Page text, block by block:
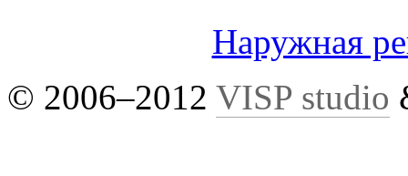
Наружная
© 2006–2012 VISP studio